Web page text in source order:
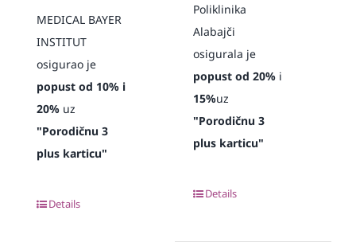
MEDICAL BAYER
INSTITUT
osigurao je
popust od 10% i
20%uz
"Porodičnu 3
plus karticu"
Details
Poliklinika
Alabajči
osigurala je
popust od 20% i
15%uz
"Porodičnu 3
plus karticu"
Details